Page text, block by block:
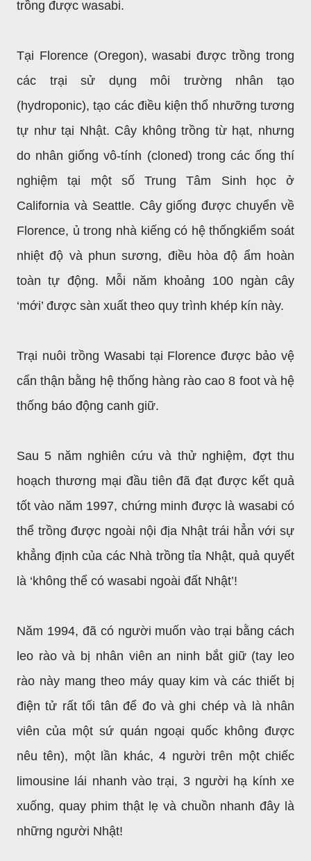
trồng được wasabi.
Tại Florence (Oregon), wasabi được trồng trong
các trại sử dụng môi trường nhân tạo
(hydroponic), tạo các điều kiện thổ nhưỡng tương
tự như tại Nhật. Cây không trồng từ hạt, nhưng
do nhân giống vô-tính (cloned) trong các ống thí
nghiệm tại một số Trung Tâm Sinh học ở
California và Seattle. Cây giống được chuyển về
Florence, ủ trong nhà kiếng có hệ thốngkiểm soát
nhiệt độ và phun sương, điều hòa độ ẩm hoàn
toàn tự động. Mỗi năm khoảng 100 ngàn cây
‘mới’ được sàn xuất theo quy trình khép kín này.
Trại nuôi trồng Wasabi tại Florence được bảo vệ
cẩn thận bằng hệ thống hàng rào cao 8 foot và hệ
thống báo động canh giữ.
Sau 5 năm nghiên cứu và thử nghiệm, đợt thu
hoạch thương mại đầu tiên đã đạt được kết quả
tốt vào năm 1997, chứng minh được là wasabi có
thể trồng được ngoài nội địa Nhật trái hẳn với sự
khẳng định của các Nhà trồng tỉa Nhật, quả quyết
là ‘không thể có wasabi ngoài đất Nhật’!
Năm 1994, đã có người muốn vào trại bằng cách
leo rào và bị nhân viên an ninh bắt giữ (tay leo
rào này mang theo máy quay kim và các thiết bị
điện tử rất tối tân để đo và ghi chép và là nhân
viên của một sứ quán ngoại quốc không được
nêu tên), một lần khác, 4 người trên một chiếc
limousine lái nhanh vào trại, 3 người hạ kính xe
xuống, quay phim thật lẹ và chuồn nhanh đây là
những người Nhật!